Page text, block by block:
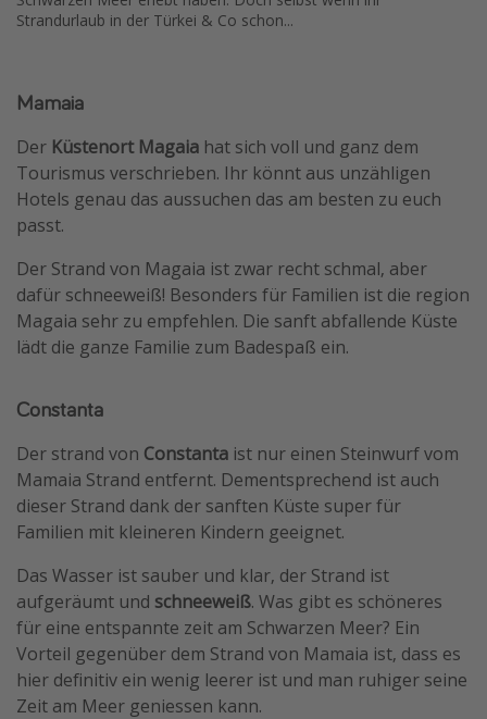
Strandurlaub in der Türkei & Co schon...
Mamaia
Der Küstenort Magaia hat sich voll und ganz dem
Tourismus verschrieben. Ihr könnt aus unzähligen
Hotels genau das aussuchen das am besten zu euch
passt.
Der Strand von Magaia ist zwar recht schmal, aber
dafür schneeweiß! Besonders für Familien ist die region
Magaia sehr zu empfehlen. Die sanft abfallende Küste
lädt die ganze Familie zum Badespaß ein.
Constanta
Der strand von Constanta ist nur einen Steinwurf vom
Mamaia Strand entfernt. Dementsprechend ist auch
dieser Strand dank der sanften Küste super für
Familien mit kleineren Kindern geeignet.
Das Wasser ist sauber und klar, der Strand ist
aufgeräumt und schneeweiß. Was gibt es schöneres
für eine entspannte zeit am Schwarzen Meer? Ein
Vorteil gegenüber dem Strand von Mamaia ist, dass es
hier definitiv ein wenig leerer ist und man ruhiger seine
Zeit am Meer geniessen kann.